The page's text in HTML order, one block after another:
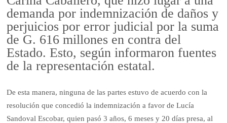
demanda por indemnización de daños y
perjuicios por error judicial por la suma
de G. 616 millones en contra del
Estado. Esto, según informaron fuentes
de la representación estatal.
De esta manera, ninguna de las partes estuvo de acuerdo con la
resolución que concedió la indemnización a favor de Lucía
Sandoval Escobar, quien pasó 3 años, 6 meses y 20 días presa, al